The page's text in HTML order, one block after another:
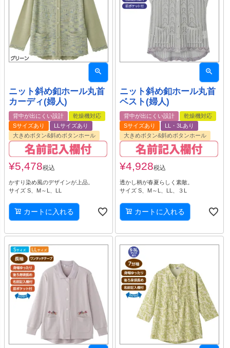
ニット斜め釦ホール丸首
カーディ(婦人)
背中が出にくい設計
乾燥機対応
Sサイズあり
LLサイズあり
大きめボタン&斜めボタンホール
¥5,478税込
かすり染め風のデザインが上品。
サイズ S、M～L、LL
カートに入れる
ニット斜め釦ホール丸首
ベスト(婦人)
背中が出にくい設計
乾燥機対応
Sサイズあり
LL・3Lあり
大きめボタン&斜めボタンホール
¥4,928税込
透かし柄が春夏らしく素敵。
サイズ S、M～L、LL、３L
カートに入れる